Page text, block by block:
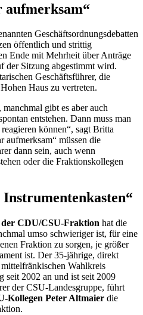
aufmerksam“
Geschäftsordnungsdebatten
öffentlich und strittig
Ende mit Mehrheit über Anträge
der Sitzung abgestimmt wird.
Geschäftsführer, die
Haus zu vertreten.
gibt es aber auch
entstehen. Dann muss man
können“, sagt Britta
aufmerksam“ müssen die
dann sein, auch wenn
oder die Fraktionskollegen
CDU/CSU-Fraktion hat die
umso schwieriger ist, für eine
Fraktion zu sorgen, je größer
ist. Der 35-jährige, direkt
Wahlkreis
seit 2002 an und ist seit 2009
der CSU-Landesgruppe, führt
Kollegen Peter Altmaier die